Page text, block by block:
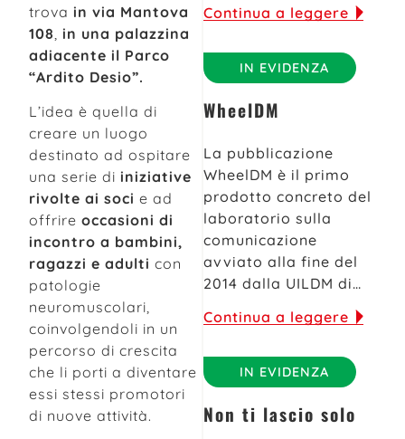
trova in via Mantova
108 in una palazzina
adiacente il Parco
“Ardito Desio”.
L’idea è quella di
creare un luogo
destinato ad ospitare
una serie di iniziative
rivolte ai soci e ad
offrire occasioni di
incontro a bambini,
ragazzi e adulti con
patologie
neuromuscolari,
coinvolgendoli in un
percorso di crescita
che li porti a diventare
essi stessi promotori
di nuove attività.
Continua a leggere
IN EVIDENZA
WheelDM
La pubblicazione
WheelDM è il primo
prodotto concreto del
laboratorio sulla
comunicazione
avviato alla fine del
2014 dalla UILDM di…
Continua a leggere
IN EVIDENZA
Non ti lascio solo